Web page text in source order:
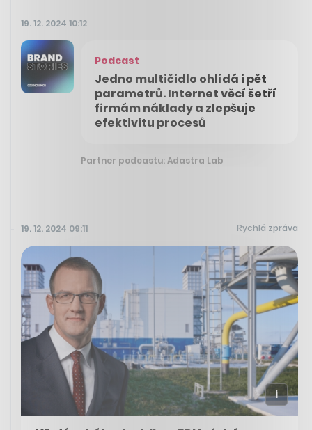
19. 12. 2024 10:12
Podcast
Jedno multičidlo ohlídá i pět
parametrů. Internet věcí šetří
firmám náklady a zlepšuje
efektivitu procesů
Partner podcastu: Adastra Lab
19. 12. 2024 09:11 Rychlá zpráva